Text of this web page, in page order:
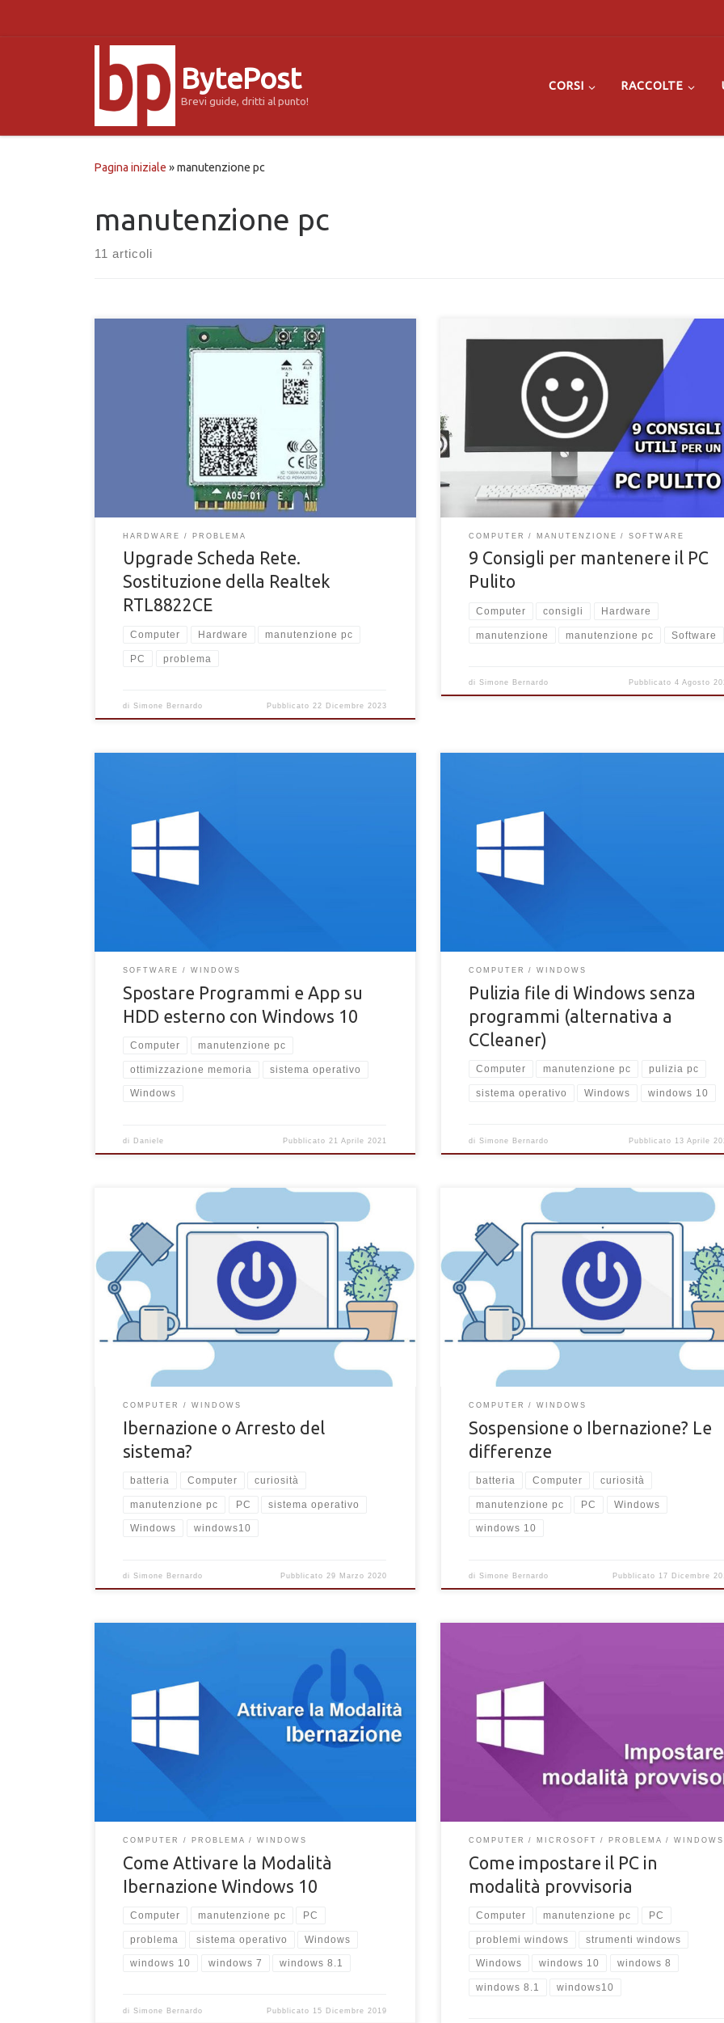
BytePost
Brevi guide, dritti al punto!
CORSI RACCOLTE
Pagina iniziale »manutenzione pc
manutenzione pc
11 articoli
Stanco dei problemi di connessione ai dispositivi Bluetooth
e alle reti WiFi? La causa è la tua scheda di rete. Scopri come
HARDWARE PROBLEMA
Upgrade Scheda Rete.
Sostituzione della Realtek
RTL8822CE
Computer Hardware manutenzione pc
PC problema
diSimone Bernardo Pubblicato22 Dicembre 2023
9 Consigli per mantenere un PC pulito. Scopri cosa fare
avere un computer pulito e performante in ogni
con i nostri consigli
COMPUTER MANUTENZIONE SOFTWARE
9 Consigli per mantenere il PC
Pulito
Computer consigli Hardware
manutenzione manutenzione pc Software
di Simone Bernardo Pubblicato 4 Agosto
Come spostare programmi installati su un altro hard disk o
disco esterno con Windows 10. Trasferire programmi su
HDD esterno con Windows 10
SOFTWARE WINDOWS
Spostare Programmi e App su
HDD esterno con Windows 10
Computer manutenzione pc
ottimizzazione memoria sistema operativo
Windows
di Daniele Pubblicato21 Aprile 2021
Pulizia dei file inutili di Windows senza l'uso di
Manutenzione e pulizia del sistema operativo senza
installare programmi
COMPUTER WINDOWS
Pulizia file di Windows senza
programmi (alternativa a
CCleaner)
Computer manutenzione pc pulizia pc
sistema operativo Windows windows 10
di Simone Bernardo Pubblicato 13 Aprile
Ibernazione o arresto del sistema? Quale modalità
scegliere? Scopri le differenze tra ibernazione e arresto del
sistema per il tuo computer
COMPUTER WINDOWS
Ibernazione o Arresto del
sistema?
batteria Computer curiosità
manutenzione pc PC sistema operativo
Windows windows10
diSimone Bernardo Pubblicato29 Marzo 2020
Quali differenze ci sono tra le modalità "Sospensione"
"Ibernazione" di un PC Windows? Quali vantaggi
quando usarle?
COMPUTER WINDOWS
Sospensione o Ibernazione? Le
differenze
batteria Computer curiosità
manutenzione pc PC Windows
windows 10
di Simone Bernardo Pubblicato 17 Dicembre
Come attivare la modalità Ibernazione per un PC Windows
10? Come ripristinare Ibernazione dal menu di arresto di
Windows in pochi passaggi.
COMPUTER PROBLEMA WINDOWS
Come Attivare la Modalità
Ibernazione Windows 10
Computer manutenzione pc PC
problema sistema operativo Windows
windows 10 windows 7 windows 8.1
diSimone Bernardo Pubblicato 15 Dicembre 2019
Come impostare e avviare il tuo PC Windows in
provvisoria per la risoluzione dei problemi. Imposta la
sicuro.
COMPUTER MICROSOFT PROBLEMA WINDOWS
Come impostare il PC in
modalità provvisoria
Computer manutenzione pc PC
problemi windows strumenti windows
Windows windows 10 windows 8
windows 8.1 windows10